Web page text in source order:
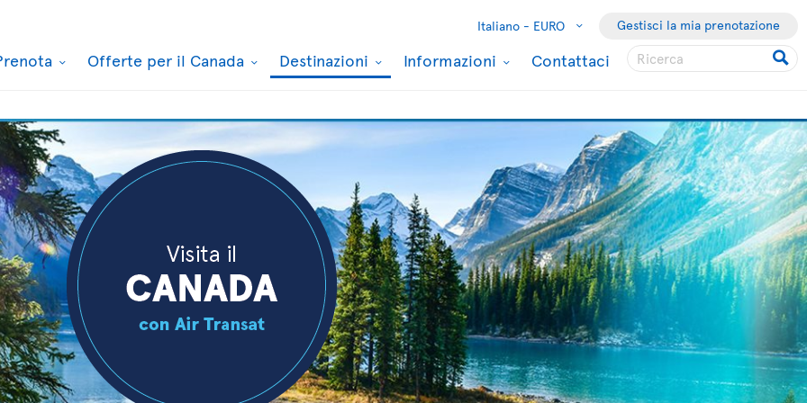
Italiano - EURO Gestisci la mia prenotazione
Offerte per il Canada Destinazioni Informazioni Contattaci